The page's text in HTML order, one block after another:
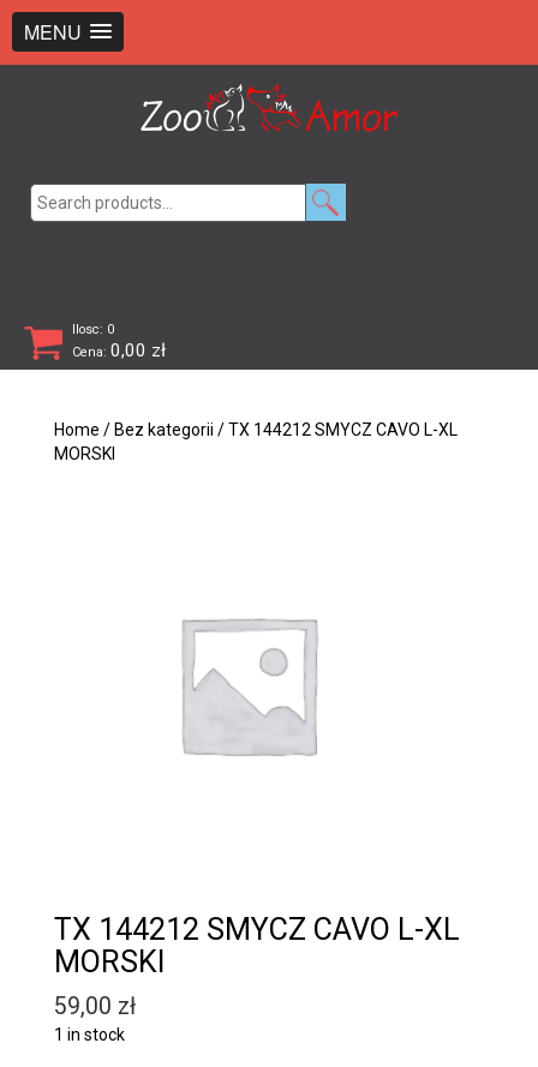
MENU
Ilosc: 0
Cena: 0,00 zł
Home / Bez kategorii / TX 144212 SMYCZ CAVO L-XL
MORSKI
TX 144212 SMYCZ CAVO L-XL
MORSKI
59,00 zł
1 in stock